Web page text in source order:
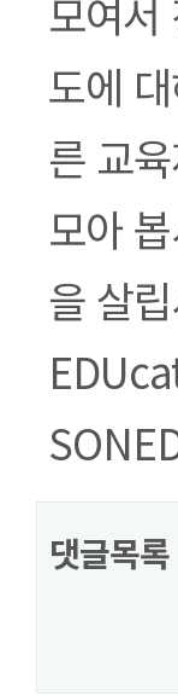
모여서
도에
른 교
모아
을 살
댓글목록